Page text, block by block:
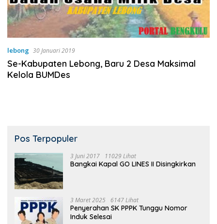
lebong 30 Januari 2019
Se-Kabupaten Lebong, Baru 2 Desa Maksimal
Kelola BUMDes
Pos Terpopuler
3 Juni 2017 11029 Lihat
Bangkai Kapal GO LINES II Disingkirkan
3 Maret 2025 6147 Lihat
Penyerahan SK PPPK Tunggu Nomor
Induk Selesai